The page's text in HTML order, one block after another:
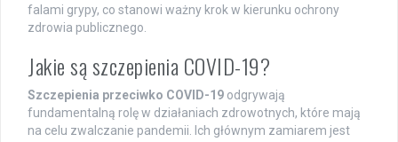
falami grypy, co stanowi ważny krok w kierunku ochrony
zdrowia publicznego.
Jakie są szczepienia COVID-19?
Szczepienia przeciwko COVID-19 odgrywają
fundamentalną rolę w działaniach zdrowotnych, które mają
na celu zwalczanie pandemii. Ich głównym zamiarem jest